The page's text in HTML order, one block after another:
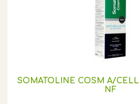
SOMATOLINE COSM A/
NF